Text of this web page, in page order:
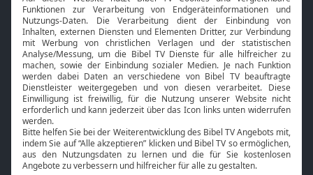
Neuigkeiten
Smart TV
HbbTV
Bibelthek Online-Bibel
Nächster Gottesdienst
Bibel TV
Über uns
Jobs
Service
Kontakt
TV-Empfang